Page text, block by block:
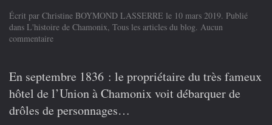
Écrit par Christine BOYMOND LASSERRE le 10 mars 2019. Publié
dans L'histoire de Chamonix, Tous les articles du blog. Aucun
commentairesur
De
drôles
d’hôtes
l’hôtel
En septembre 1836 : le propriétaire du très fameux
hôtel de l’Union à Chamonix voit débarquer de
drôles de personnages…